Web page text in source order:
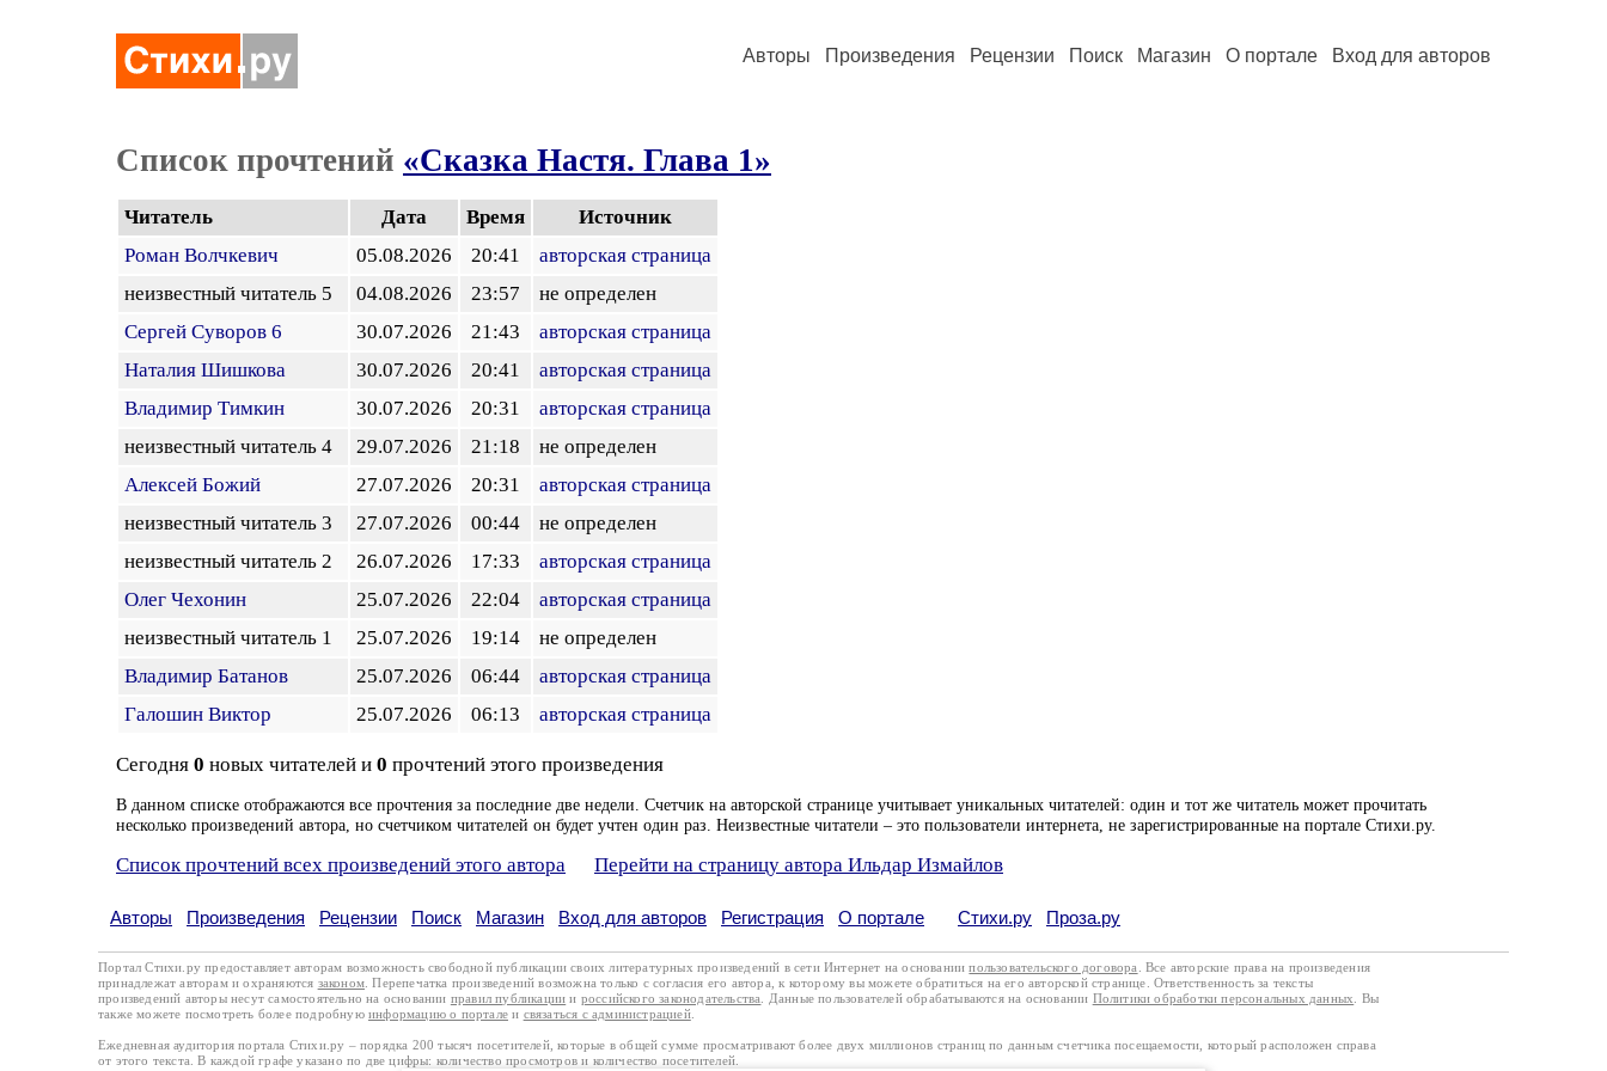
Авторы Произведения Рецензии Поиск Магазин О портале Вход для авторов
Список прочтений «Сказка Настя. Глава 1»
Читатель Дата Время
Источник
Роман Волчкевич
05.08.2026 20:41
авторская страница
неизвестный читатель 5
04.08.2026 23:57
не определен
Сергей Суворов 6
30.07.2026 21:43
авторская страница
Наталия Шишкова
30.07.2026 20:41
авторская страница
Владимир Тимкин
30.07.2026 20:31
авторская страница
неизвестный читатель 4
29.07.2026 21:18
не определен
Алексей Божий
27.07.2026 20:31
авторская страница
неизвестный читатель 3
27.07.2026 00:44
не определен
неизвестный читатель 2
26.07.2026 17:33
авторская страница
Олег Чехонин
25.07.2026 22:04
авторская страница
неизвестный читатель 1
25.07.2026 19:14
не определен
Владимир Батанов
25.07.2026 06:44
авторская страница
Галошин Виктор
25.07.2026 06:13 авторская страница
Сегодня 0 новых читателей и 0 прочтений этого произведения
В данном списке отображаются все прочтения за последние две недели. Счетчик на авторской странице учитывает уникальных читателей: один и тот же читатель может прочитать
несколько произведений автора, но счетчиком читателей он будет учтен один раз. Неизвестные читатели – это пользователи интернета, не зарегистрированные на портале Стихи.ру.
Список прочтений всех произведений этого автора Перейти на страницу автора Ильдар Измайлов
Авторы Произведения Рецензии Поиск Магазин Вход для авторов Регистрация О портале Стихи.ру Проза.ру
Портал Стихи.ру предоставляет авторам возможность свободной публикации своих литературных произведений в сети Интернет на основаниипользовательского договора
. Все авторские права на произведения
принадлежат авторам и охраняются законом . Перепечатка произведений возможна только с согласия его автора, к которому вы можете обратиться на его авторской странице. Ответственность за тексты
произведений авторы несут самостоятельно на основании правил публикации и российского законодательства . Данные пользователей обрабатываются на основании Политики обработки персональных данных
. Вы
также можете посмотреть более подробную информацию о портале и связаться с администрацией.
Ежедневная аудитория портала Стихи.ру – порядка 200 тысяч посетителей, которые в общей сумме просматривают более двух миллионов страниц по данным счетчика посещаемости, который расположен справа
от этого текста. В каждой графе указано по две цифры: количество просмотров и количество посетителей.